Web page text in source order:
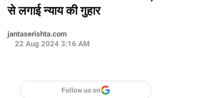
से लगाई न्याय की गुहार
jantaserishta.com
22 Aug 2024 3:16 AM
Follow us on